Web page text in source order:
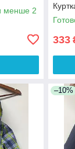
менше 2
333
–10%